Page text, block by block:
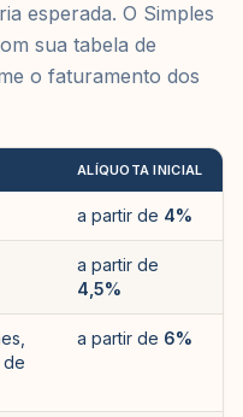
esperada. O Simples
sua tabela de
o faturamento dos
ALÍQUOTA INICIAL
a partir de 4%
a partir de
4,5%
de
a partir de 6%